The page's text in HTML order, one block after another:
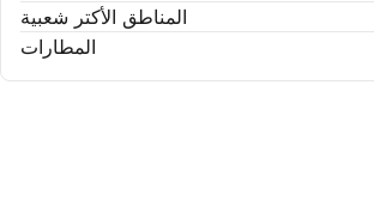
المناطق الأكتر شعبية
المطارات